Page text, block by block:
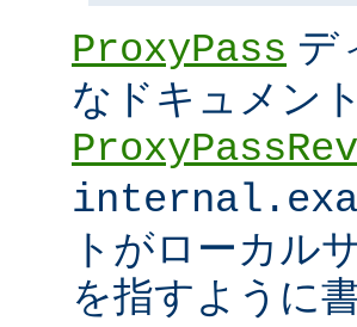
ProxyPass デ
なドキュメン
トがローカル
を指すように